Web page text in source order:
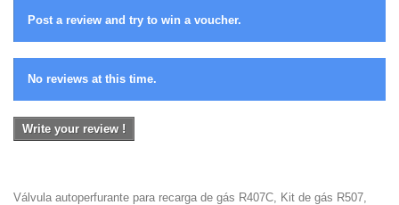
Post a review and try to win a voucher.
No reviews at this time.
Write your review !
Válvula autoperfurante para recarga de gás R407C, Kit de gás R507,